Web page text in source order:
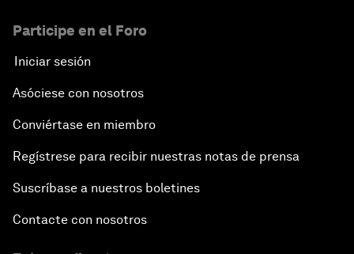
Participe en el Foro
Iniciar sesión
Asóciese con nosotros
Conviértase en miembro
Regístrese para recibir nuestras notas de prensa
Suscríbase a nuestros boletines
Contacte con nosotros